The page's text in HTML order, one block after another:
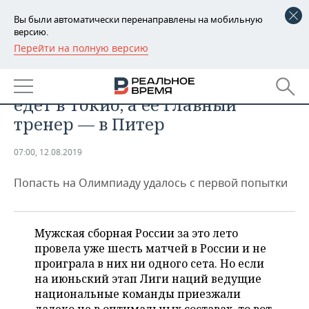
Вы были автоматически перенаправлены на мобильную
версию.
Перейти на полную версию
РЕГИОНЫ
БАШКОРТОСТАН
ТАТАРСТАН
НОВОСТИ
АНАЛИТИКА
ДЕКЛАРАЦИИ О ДОХОДАХ
КОРОЛИ ГОСЗАКАЗА ПФО
ВУЗЫ ТАТАРСТАНА
КОМУ ПРИНАДЛЕЖАТ
ТОРГОВЫЕ ЦЕНТРЫ
ТАТАРСТАНА
НОВОСТИ ЭКОНОМИКИ
ФИНАНСЫ
БАНКИ
БЮДЖЕТ
ИНВЕСТИЦИИ
ПРОМЫШЛЕННОСТЬ
НОВОСТИ
АГРОПРОМ
МАШИНОСТРОЕНИЕ
НЕДВИЖИМОСТЬ
НОВОСТИ НЕДВИЖИМОСТИ
АВТО
НОВОСТИ АВТО
БИЗНЕС
НОВОСТИ БИЗНЕСА
ТЕХНОЛОГИИ
Сборная России по волейболу
едет в Токио, а ее главный
тренер — в Питер
07:00, 12.08.2019
Попасть на Олимпиаду удалось с первой попытки
Мужская сборная России за это лето
провела уже шесть матчей в России и не
проиграла в них ни одного сета. Но если
на июньский этап Лиги наций ведущие
национальные команды приезжали